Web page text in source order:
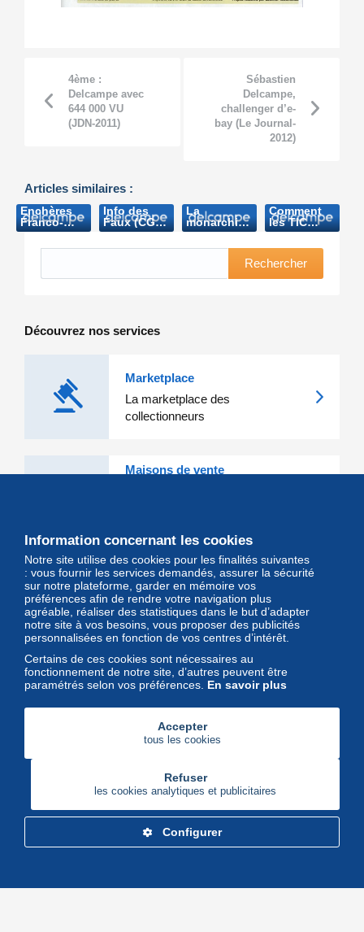
4ème :
Delcampe avec
644 000 VU
(JDN-2011)
Sébastien
Delcampe,
challenger d’e-
bay (Le Journal-
2012)
Articles similaires :
Enchères
Franco-
Belges
Info des
Faux (CGB-
2006)
La
monarchie
aux
Comment
les TIC
bouleversent
de
l’entreprise
(2009)
Rechercher
Découvrez nos services
Marketplace
La marketplace des
collectionneurs
Maisons de vente
Magazine
Un regard unique et décalé sur
l'univers des timbres et leurs
collectionneurs
Delcampe Corporate
Information concernant les cookies
Notre site utilise des cookies pour les finalités suivantes
: vous fournir les services demandés, assurer la sécurité
sur notre plateforme, garder en mémoire vos
préférences afin de rendre votre navigation plus
agréable, réaliser des statistiques dans le but d’adapter
notre site à vos besoins, vous proposer des publicités
personnalisées en fonction de vos centres d’intérêt.
Certains de ces cookies sont nécessaires au
fonctionnement de notre site, d’autres peuvent être
paramétrés selon vos préférences. En savoir plus
Accepter
tous les cookies
Refuser
les cookies analytiques et publicitaires
Configurer